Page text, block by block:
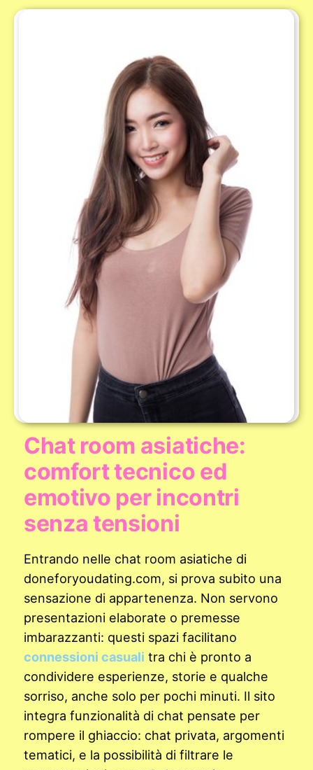
Chat room asiatiche:
comfort tecnico ed
emotivo per incontri
senza tensioni
Entrando nelle chat room asiatiche di
doneforyoudating.com, si prova subito una
sensazione di appartenenza. Non servono
presentazioni elaborate o premesse
imbarazzanti: questi spazi facilitano
connessioni casuali tra chi è pronto a
condividere esperienze, storie e qualche
sorriso, anche solo per pochi minuti. Il sito
integra funzionalità di chat pensate per
rompere il ghiaccio: chat privata, argomenti
tematici, e la possibilità di filtrare le